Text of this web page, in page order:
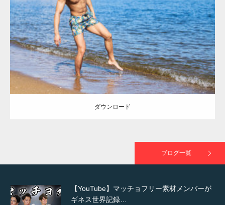
Category:海のマッチョ オレンジの人 AKIHITO(細マッチョ) 大胸筋
脚
ダウンロード
ダウンロード
ブログ一覧
映画「メカバース」舞台挨拶へマッスルプラ
スメンバーが出演（3…
【TV】NHK BS「COOL JAPAN 」にてマッス
ルプ…
【YouTube】マッチョフリー素材メンバーが
ギネス世界記録…